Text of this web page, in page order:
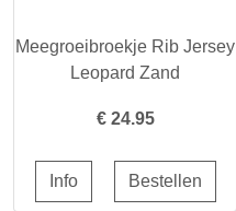
Meegroeibroekje Rib Jersey
Leopard Zand
€ 24.95